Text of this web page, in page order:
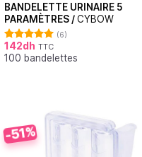
BANDELETTE URINAIRE 5
PARAMÈTRES /CYBOW
Note5.00
sur 5
(6)
142dh TTC
100 bandelettes
-51%